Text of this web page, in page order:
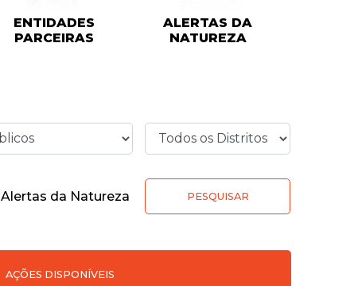
ENTIDADES
PARCEIRAS
ALERTAS DA
NATUREZA
Alertas da Natureza PESQUISAR
AÇÕES DISPONÍVEIS